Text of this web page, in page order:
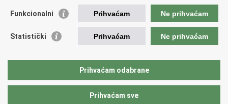
Državnoodvjetničko vijeće
Hrvatska odvjetnička komora
Europski pravosudni portal
Funkcionalni Prihvaćam Ne prihvaćam
Statistički Prihvaćam Ne prihvaćam
Prihvaćam odabrane
Prihvaćam sve